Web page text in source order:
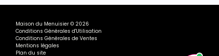
Maison du Menuisier © 2026
Conditions Générales d'Utilisation
Conditions Générales de Ventes
Mentions légales
Plan du site